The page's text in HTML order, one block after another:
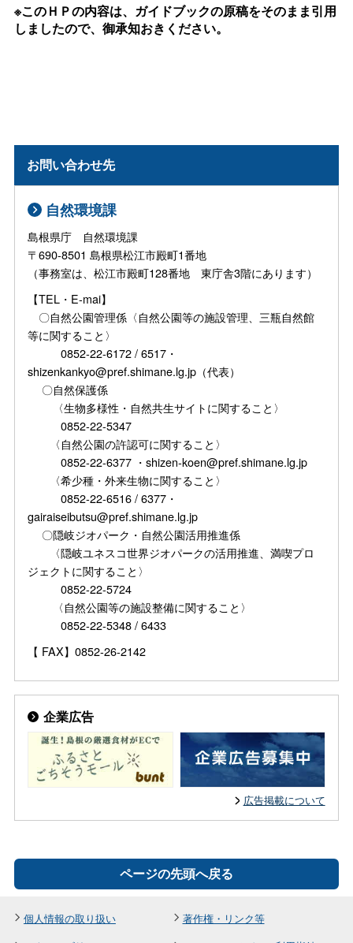
※このＨＰの内容は、ガイドブックの原稿をそのまま引用
しましたので、御承知おきください。
お問い合わせ先
自然環境課
島根県庁 自然環境課
〒690-8501 島根県松江市殿町1番地
（事務室は、松江市殿町128番地 東庁舎3階にあります）
【TEL・E-mai】
〇自然公園管理係〈自然公園等の施設管理、三瓶自然館
等に関すること〉
0852-22-6172 / 6517・
shizenkankyo@pref.shimane.lg.jp（代表）
〇自然保護係
〈生物多様性・自然共生サイトに関すること〉
0852-22-5347
〈自然公園の許認可に関すること〉
0852-22-6377 ・shizen-koen@pref.shimane.lg.jp
〈希少種・外来生物に関すること〉
0852-22-6516 / 6377・
gairaiseibutsu@pref.shimane.lg.jp
〇隠岐ジオパーク・自然公園活用推進係
〈隠岐ユネスコ世界ジオパークの活用推進、満喫プロ
ジェクトに関すること〉
0852-22-5724
〈自然公園等の施設整備に関すること〉
0852-22-5348 / 6433
【 FAX】0852-26-2142
企業広告
広告掲載について
ページの先頭へ戻る
個人情報の取り扱い
著作権・リンク等